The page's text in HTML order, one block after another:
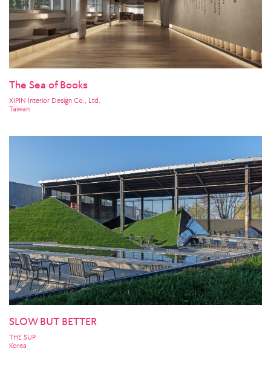
The Sea of Books
XIPIN Interior Design Co., Ltd.
Taiwan
SLOW BUT BETTER
THE SUP
Korea